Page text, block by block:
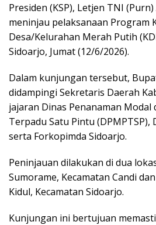
Presiden (KSP), Letjen TNI
meninjau pelaksanaan Program
Desa/Kelurahan Merah Putih
Sidoarjo, Jumat (12/6/2026).
Dalam kunjungan tersebut,
didampingi Sekretaris Daerah
jajaran Dinas Penanaman Modal
Terpadu Satu Pintu (DPMPTSP),
serta Forkopimda Sidoarjo.
Peninjauan dilakukan di dua
Sumorame, Kecamatan Candi
Kidul, Kecamatan Sidoarjo.
Kunjungan ini bertujuan